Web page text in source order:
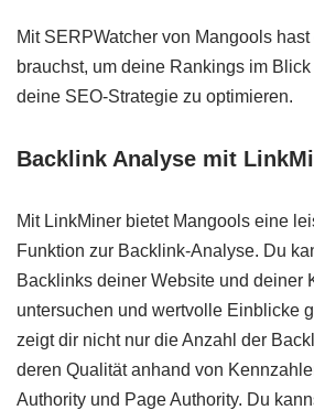
Mit SERPWatcher von Mangools
brauchst, um deine Rankings im
deine SEO-Strategie zu optimieren.
Backlink Analyse mit
Mit LinkMiner bietet Mangools eine
Funktion zur Backlink-Analyse. Du
Backlinks deiner Website und deiner
untersuchen und wertvolle Einblicke
zeigt dir nicht nur die Anzahl der
deren Qualität anhand von
Authority und Page Authority. Du